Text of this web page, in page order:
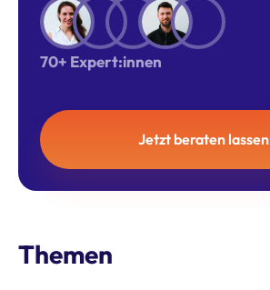
70+ Expert:innen
Jetzt beraten lassen
Themen